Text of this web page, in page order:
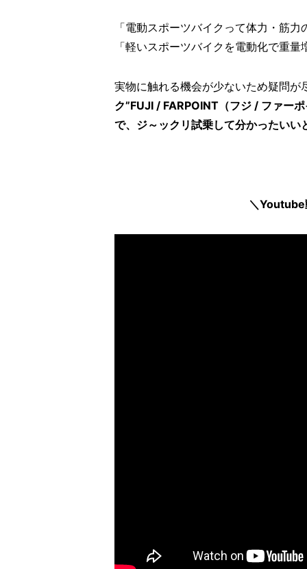
「電動スポーツバイクって体力・筋
「軽いスポーツバイクを電動化で重
実物に触れる機会が少ないため疑問
ク”FUJI / FARPOINT（フジ / ファー
で、ジ～ックリ試乗して分かったい
＼Youtube